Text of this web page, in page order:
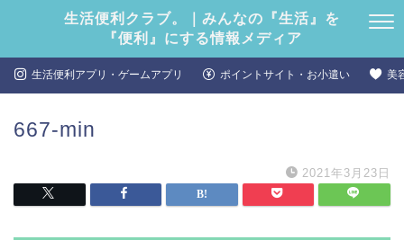
生活便利クラブ。｜みんなの『生活』を
『便利』にする情報メディア
生活便利アプリ・ゲームアプリ ポイントサイト・お小遣い 美
667-min
2021年3月23日